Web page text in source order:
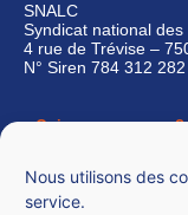
Nous utilisons des
service.
SNALC
Syndicat national
4 rue de Trévise –
N° Siren 784 312 282
Qui sommes-nous ?